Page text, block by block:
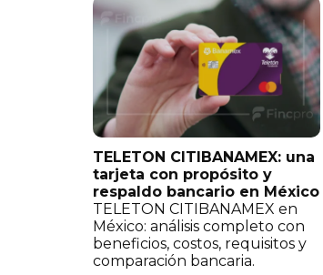
TELETON CITIBANAMEX: una
tarjeta con propósito y
respaldo bancario en México
TELETON CITIBANAMEX en
México: análisis completo con
beneficios, costos, requisitos y
comparación bancaria.